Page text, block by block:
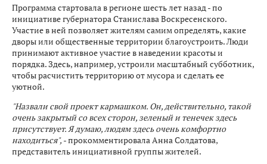
Программа стартовала в регионе шесть лет назад - по
инициативе губернатора Станислава Воскресенского.
Участие в ней позволяет жителям самим определять, какие
дворы или общественные территории благоустроить. Люди
принимают активное участие в наведении красоты и
порядка. Здесь, например, устроили масштабный субботник,
чтобы расчистить территорию от мусора и сделать ее
уютной.
"Назвали свой проект кармашком. Он, действительно, такой
очень закрытый со всех сторон, зеленый и тенечек здесь
присутствует. Я думаю, людям здесь очень комфортно
находиться", - прокомментировала Анна Солдатова,
представитель инициативной группы жителей.